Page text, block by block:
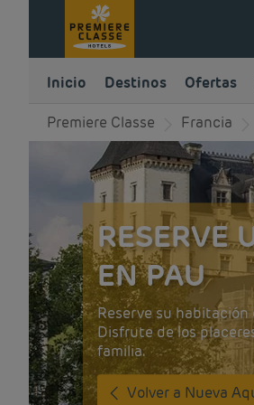
Inicio Destinos Ofertas
Premiere Classe Francia
RESERVE
EN PAU
Reserve su habitación
Disfrute de los
familia.
Volver a Nueva